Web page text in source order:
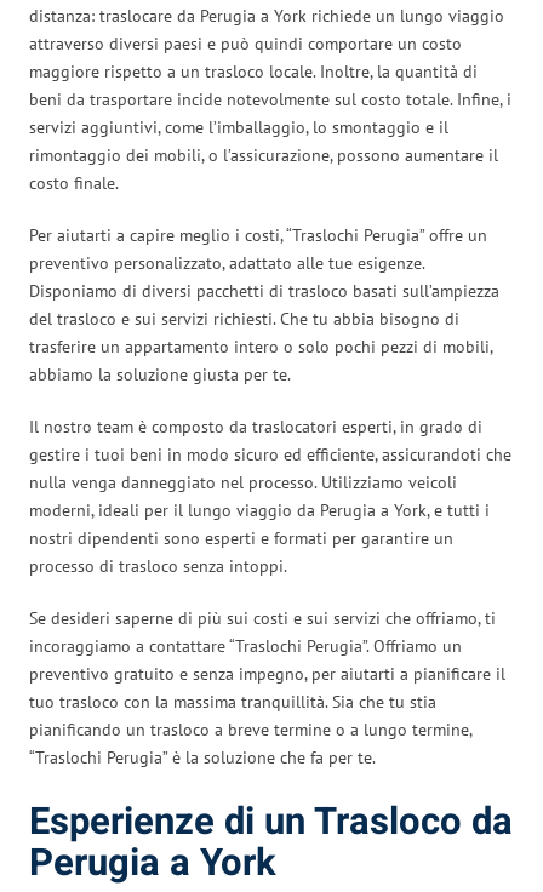
distanza: traslocare da Perugia a York richiede un lungo viaggio
attraverso diversi paesi e può quindi comportare un costo
maggiore rispetto a un trasloco locale. Inoltre, la quantità di
beni da trasportare incide notevolmente sul costo totale. Infine, i
servizi aggiuntivi, come l’imballaggio, lo smontaggio e il
rimontaggio dei mobili, o l’assicurazione, possono aumentare il
costo finale.
Per aiutarti a capire meglio i costi, “Traslochi Perugia” offre un
preventivo personalizzato, adattato alle tue esigenze.
Disponiamo di diversi pacchetti di trasloco basati sull’ampiezza
del trasloco e sui servizi richiesti. Che tu abbia bisogno di
trasferire un appartamento intero o solo pochi pezzi di mobili,
abbiamo la soluzione giusta per te.
Il nostro team è composto da traslocatori esperti, in grado di
gestire i tuoi beni in modo sicuro ed efficiente, assicurandoti che
nulla venga danneggiato nel processo. Utilizziamo veicoli
moderni, ideali per il lungo viaggio da Perugia a York, e tutti i
nostri dipendenti sono esperti e formati per garantire un
processo di trasloco senza intoppi.
Se desideri saperne di più sui costi e sui servizi che offriamo, ti
incoraggiamo a contattare “Traslochi Perugia”. Offriamo un
preventivo gratuito e senza impegno, per aiutarti a pianificare il
tuo trasloco con la massima tranquillità. Sia che tu stia
pianificando un trasloco a breve termine o a lungo termine,
“Traslochi Perugia” è la soluzione che fa per te.
Esperienze di un Trasloco da
Perugia a York